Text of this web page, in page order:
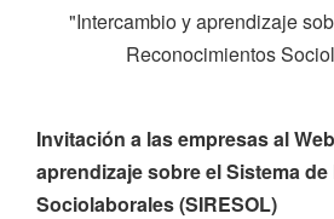
"Intercambio y aprendizaje
Reconocimientos
Invitación a las empresas al
aprendizaje sobre el Sistema
Sociolaborales (SIRESOL)